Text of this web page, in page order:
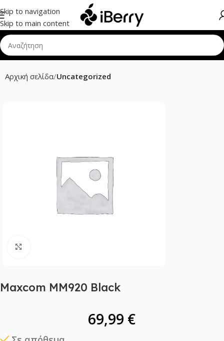
Skip to navigation
Skip to main content
Αρχική σελίδα Uncategorized
Maxcom MM920 Black
69,99 €